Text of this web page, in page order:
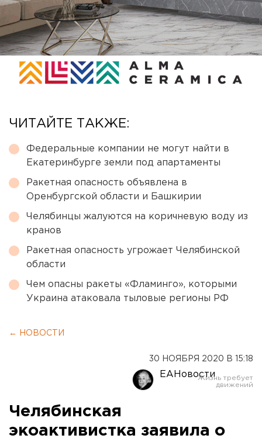
ЧИТАЙТЕ ТАКЖЕ:
Федеральные компании не могут найти в
Екатеринбурге земли под апартаменты
Ракетная опасность объявлена в
Оренбургской области и Башкирии
Челябинцы жалуются на коричневую воду из
кранов
Ракетная опасность угрожает Челябинской
области
Чем опасны ракеты «Фламинго», которыми
Украина атаковала тыловые регионы РФ
← НОВОСТИ
30 НОЯБРЯ 2020 В 15:18
ЕАНовости
Челябинская
экоактивистка заявила о